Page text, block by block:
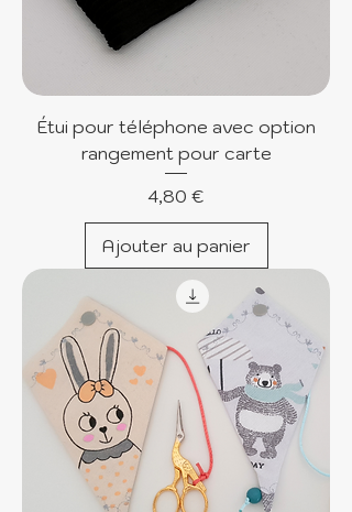
Étui pour téléphone avec option
rangement pour carte
Prix
4,80 €
Ajouter au panier